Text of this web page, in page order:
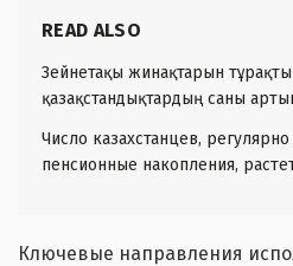
READ ALSO
Зейнетақы жинақтарын
қазақстандықтардың саны
Число казахстанцев,
пенсионные накопления,
Ключевые направления